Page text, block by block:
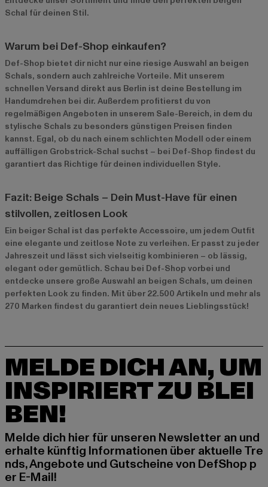
Schal für deinen Stil.
Warum bei Def-Shop einkaufen?
Def-Shop bietet dir nicht nur eine riesige Auswahl an beigen
Schals, sondern auch zahlreiche Vorteile. Mit unserem
schnellen Versand direkt aus Berlin ist deine Bestellung im
Handumdrehen bei dir. Außerdem profitierst du von
regelmäßigen Angeboten in unserem Sale-Bereich, in dem du
stylische Schals zu besonders günstigen Preisen finden
kannst. Egal, ob du nach einem schlichten Modell oder einem
auffälligen Grobstrick-Schal suchst – bei Def-Shop findest du
garantiert das Richtige für deinen individuellen Style.
Fazit: Beige Schals – Dein Must-Have für einen
stilvollen, zeitlosen Look
Ein beiger Schal ist das perfekte Accessoire, um jedem Outfit
eine elegante und zeitlose Note zu verleihen. Er passt zu jeder
Jahreszeit und lässt sich vielseitig kombinieren – ob lässig,
elegant oder gemütlich. Schau bei Def-Shop vorbei und
entdecke unsere große Auswahl an beigen Schals, um deinen
perfekten Look zu finden. Mit über 22.500 Artikeln und mehr als
270 Marken findest du garantiert dein neues Lieblingsstück!
MELDE DICH AN, UM
INSPIRIERT ZU BLEI
BEN!
Melde dich hier für unseren Newsletter an und
erhalte künftig Informationen über aktuelle Tre
nds, Angebote und Gutscheine von DefShop p
er E-Mail!